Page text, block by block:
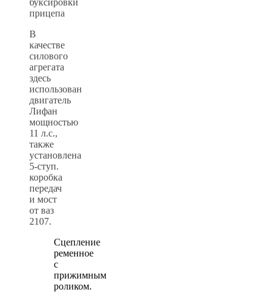
В
качестве
силового
агрегата
здесь
использован
двигатель
Лифан
мощностью
11 л.с.,
также
установлена
5-ступ.
коробка
передач
и мост
от ваз
2107.
Сцепление
ременное
с
прижимным
роликом.